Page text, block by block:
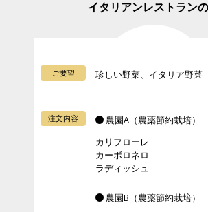
イタリアンレストラン
ご要望 珍しい野菜、イタリア野菜
注文内容
農園A（農薬節約栽培）
カリフローレ
カーボロネロ
ラディッシュ
農園B（農薬節約栽培）